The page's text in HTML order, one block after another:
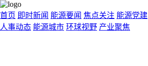
首页 即时新闻 能源要闻 焦点关注 能源党建
人事动态 能源城市 环球视野 产业聚焦